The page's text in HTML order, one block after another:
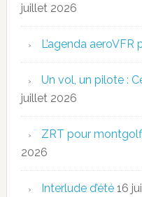
juillet 2026
L’agenda
Un vol, un pilote :
juillet 2026
ZRT pour
2026
Interlude d’été 16